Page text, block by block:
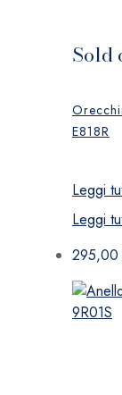
Sold
E818R
Leggi
Leggi
295,00